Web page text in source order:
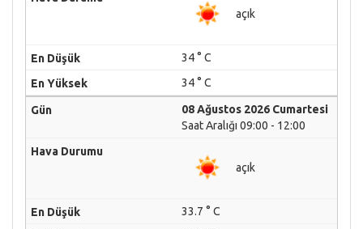
açık
34 ° C
34 ° C
08 Ağustos 2026 Cumartesi
Saat Aralığı 09:00 - 12:00
açık
33.7 ° C